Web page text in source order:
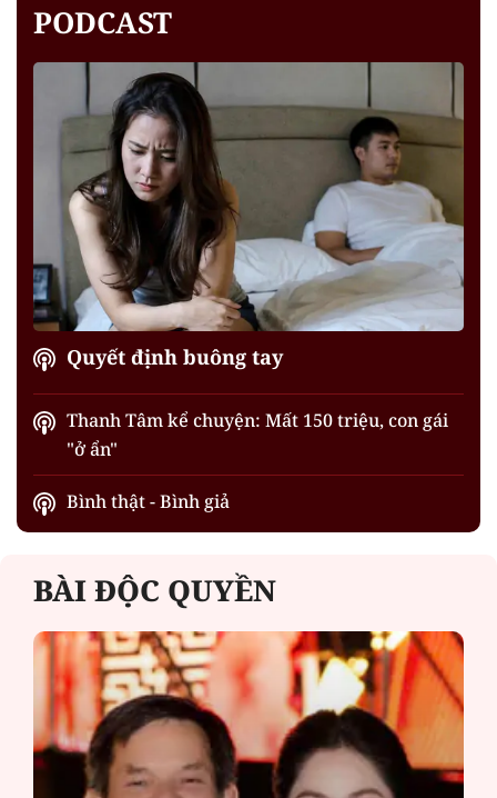
PODCAST
Quyết định buông tay
Thanh Tâm kể chuyện: Mất 150 triệu, con gái
"ở ẩn"
Bình thật - Bình giả
BÀI ĐỘC QUYỀN